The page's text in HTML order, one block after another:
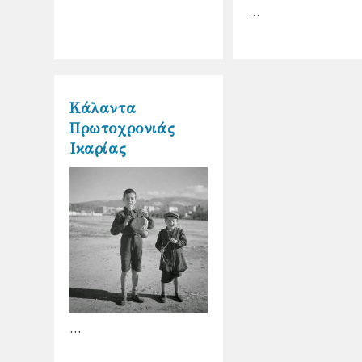
…
Κάλαντα
Πρωτοχρονιάς
Ικαρίας
…